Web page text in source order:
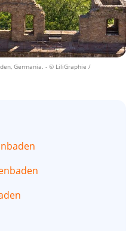
Germania. - © LiliGraphie /